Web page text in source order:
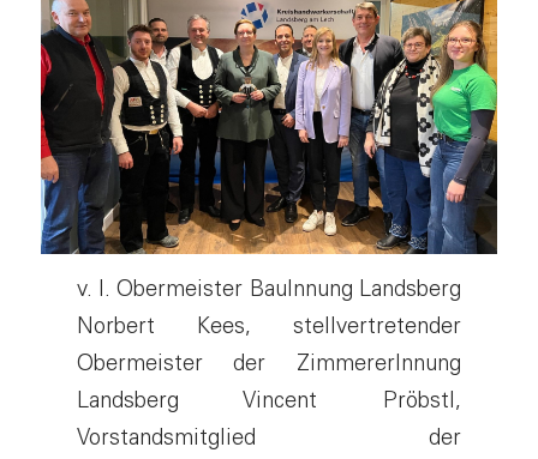
v. l. Obermeister BauInnung Landsberg
Norbert Kees, stellvertretender
Obermeister der ZimmererInnung
Landsberg Vincent Pröbstl,
Vorstandsmitglied der